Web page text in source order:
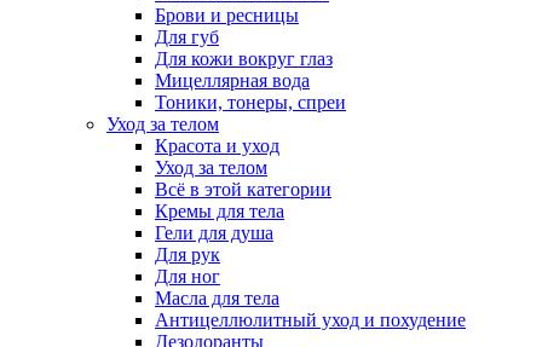
Брови и ресницы
Для губ
Для кожи вокруг глаз
Мицеллярная вода
Тоники, тонеры, спреи
Уход за телом
Красота и уход
Уход за телом
Всё в этой категории
Кремы для тела
Гели для душа
Для рук
Для ног
Масла для тела
Антицеллюлитный уход и похудение
Дезодоранты